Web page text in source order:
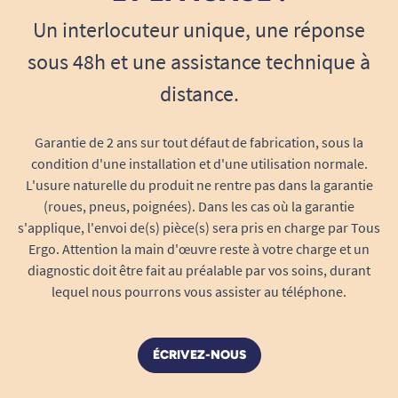
Une solution économique
L'absence de consommation électrique et la
simplicité mécanique du dispositif permettent
installé, le diffuseur fonctionne naturellement
grâce à l'activité quotidienne des utilisateurs.
C'est une solution intéressante pour les
établissements équipant plusieurs portes ou
plusieurs espaces.
environnements
EHPAD et résidences seniors
Un interlocuteur unique, une réponse
sous 48h et une assistance technique à
distance.
Garantie de 2 ans sur tout défaut de fabrication, sous la
condition d'une installation et d'une utilisation normale.
L'usure naturelle du produit ne rentre pas dans la garantie
(roues, pneus, poignées). Dans les cas où la garantie
s'applique, l'envoi de(s) pièce(s) sera pris en charge par Tous
Ergo. Attention la main d'œuvre reste à votre charge et un
diagnostic doit être fait au préalable par vos soins, durant
lequel nous pourrons vous assister au téléphone.
ÉCRIVEZ-NOUS